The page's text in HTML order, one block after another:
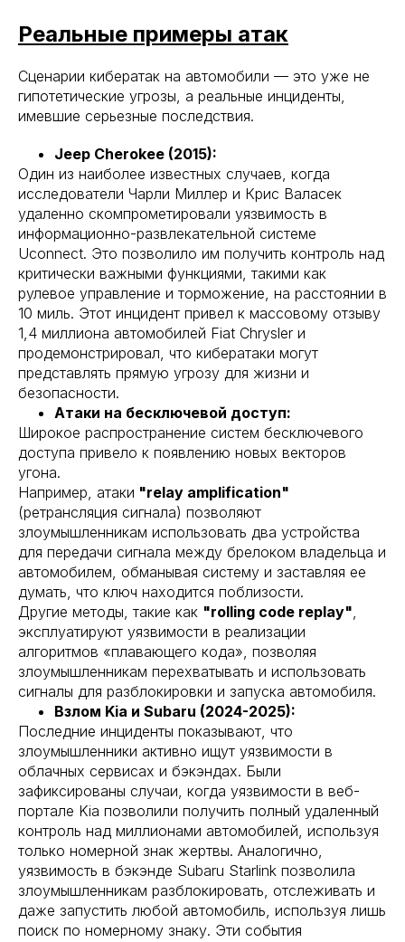
Реальные примеры атак
Сценарии кибератак на автомобили — это уже не
гипотетические угрозы, а реальные инциденты,
имевшие серьезные последствия.
Jeep Cherokee (2015):
Один из наиболее известных случаев, когда
исследователи Чарли Миллер и Крис Валасек
удаленно скомпрометировали уязвимость в
информационно-развлекательной системе
Uconnect. Это позволило им получить контроль над
критически важными функциями, такими как
рулевое управление и торможение, на расстоянии в
10 миль. Этот инцидент привел к массовому отзыву
1,4 миллиона автомобилей Fiat Chrysler и
продемонстрировал, что кибератаки могут
представлять прямую угрозу для жизни и
безопасности.
Атаки на бесключевой доступ:
Широкое распространение систем бесключевого
доступа привело к появлению новых векторов
угона.
Например, атаки "relay amplification"
(ретрансляция сигнала) позволяют
злоумышленникам использовать два устройства
для передачи сигнала между брелоком владельца и
автомобилем, обманывая систему и заставляя ее
думать, что ключ находится поблизости.
Другие методы, такие как "rolling code replay",
эксплуатируют уязвимости в реализации
алгоритмов «плавающего кода», позволяя
злоумышленникам перехватывать и использовать
сигналы для разблокировки и запуска автомобиля.
Взлом Kia и Subaru (2024-2025):
Последние инциденты показывают, что
злоумышленники активно ищут уязвимости в
облачных сервисах и бэкэндах. Были
зафиксированы случаи, когда уязвимости в веб-
портале Kia позволили получить полный удаленный
контроль над миллионами автомобилей, используя
только номерной знак жертвы. Аналогично,
уязвимость в бэкэнде Subaru Starlink позволила
злоумышленникам разблокировать, отслеживать и
даже запустить любой автомобиль, используя лишь
поиск по номерному знаку. Эти события